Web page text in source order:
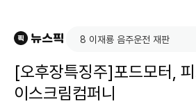
[오후장특징주]포드모터,
이스크림컴퍼니